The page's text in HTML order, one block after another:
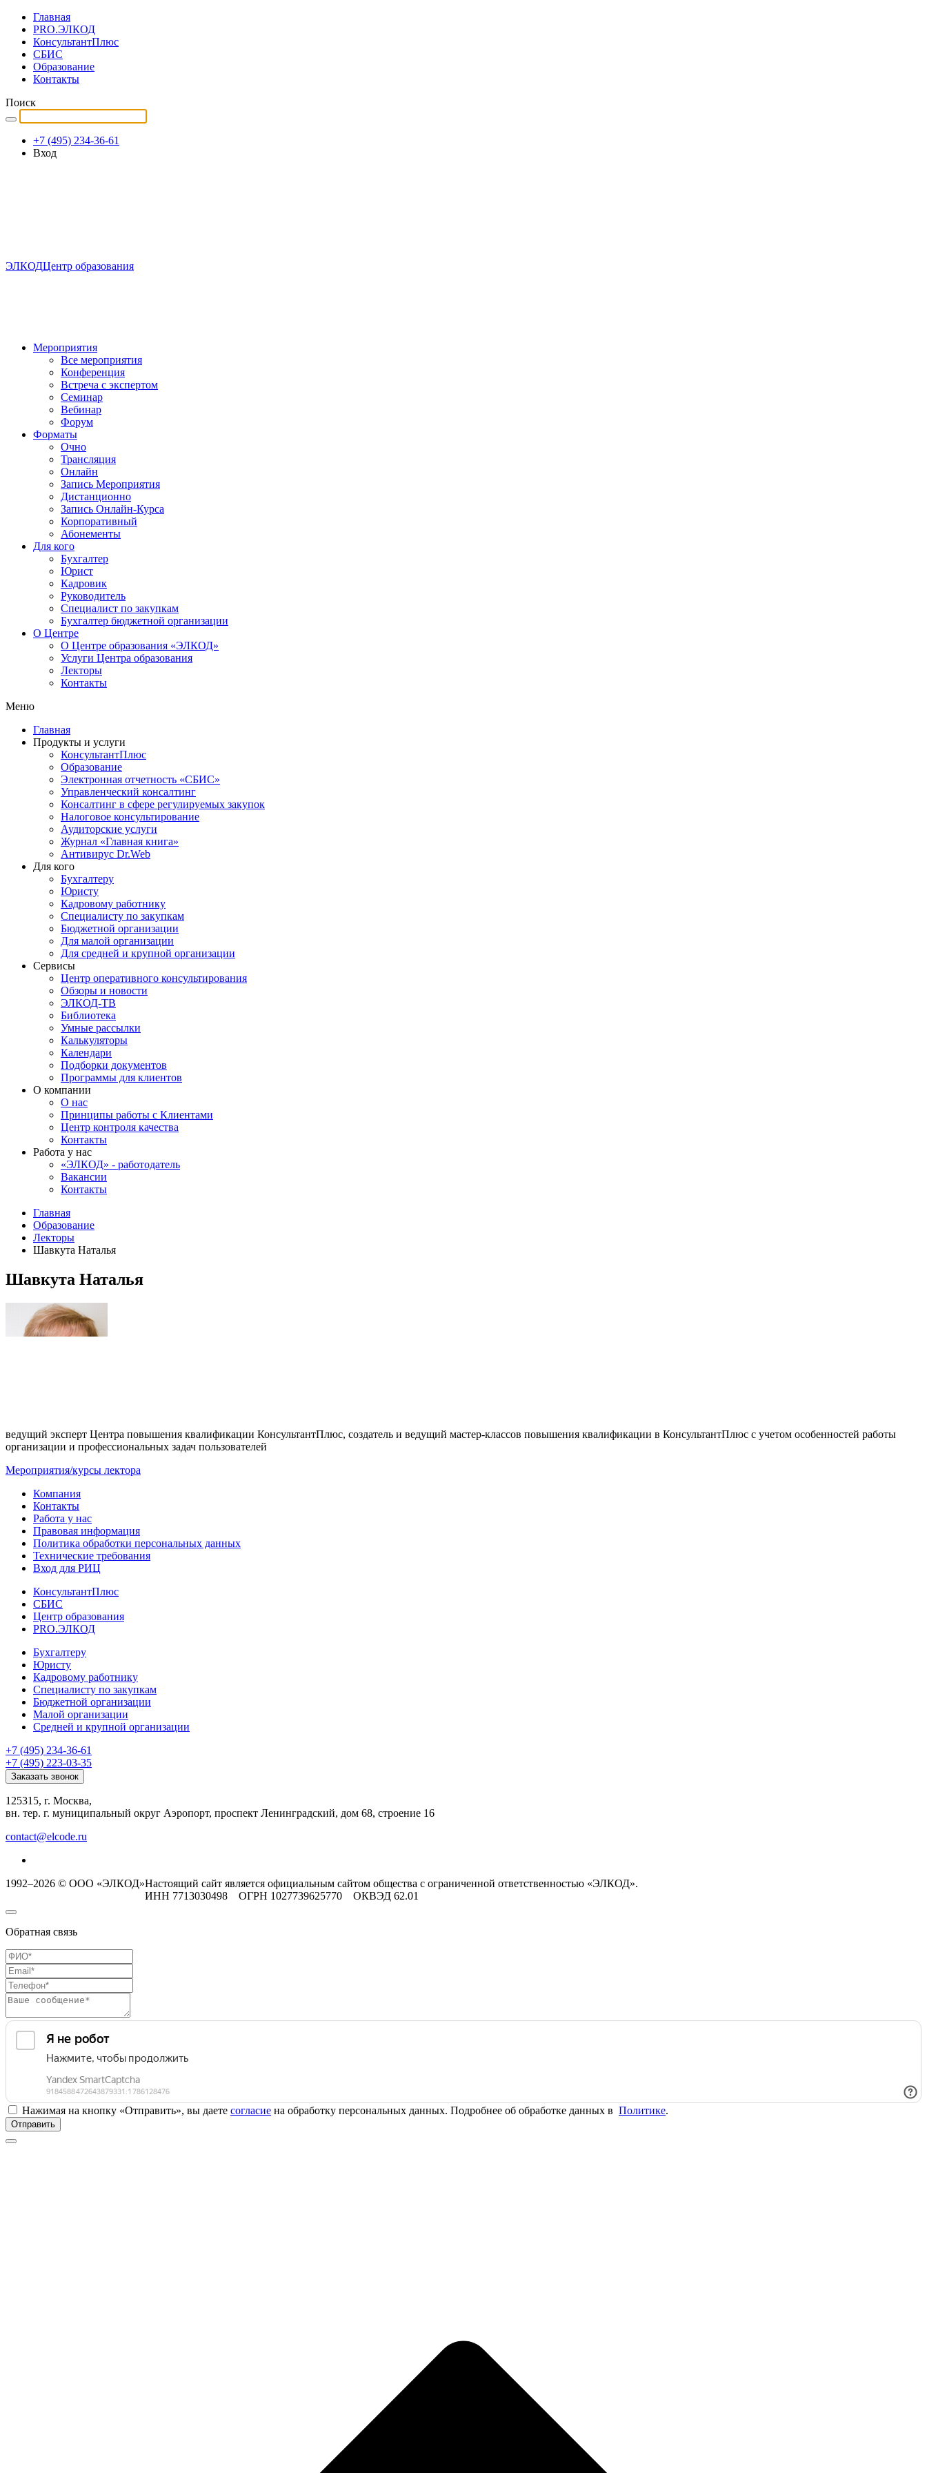
Главная
PRO.ЭЛКОД
КонсультантПлюс
СБИС
Образование
Контакты
Поиск
+7 (495) 234-36-61
Вход
ЭЛКОДЦентр образования
Мероприятия
Все мероприятия
Конференция
Встреча с экспертом
Семинар
Вебинар
Форум
Форматы
Очно
Трансляция
Онлайн
Запись Мероприятия
Дистанционно
Запись Онлайн-Курса
Корпоративный
Абонементы
Для кого
Бухгалтер
Юрист
Кадровик
Руководитель
Специалист по закупкам
Бухгалтер бюджетной организации
О Центре
О Центре образования «ЭЛКОД»
Услуги Центра образования
Лекторы
Контакты
Меню
Главная
Продукты и услуги
КонсультантПлюс
Образование
Электронная отчетность «СБИС»
Управленческий консалтинг
Консалтинг в сфере регулируемых закупок
Налоговое консультирование
Аудиторские услуги
Журнал «Главная книга»
Антивирус Dr.Web
Для кого
Бухгалтеру
Юристу
Кадровому работнику
Специалисту по закупкам
Бюджетной организации
Для малой организации
Для средней и крупной организации
Сервисы
Центр оперативного консультирования
Обзоры и новости
ЭЛКОД-ТВ
Библиотека
Умные рассылки
Калькуляторы
Календари
Подборки документов
Программы для клиентов
О компании
О нас
Принципы работы с Клиентами
Центр контроля качества
Контакты
Работа у нас
«ЭЛКОД» - работодатель
Вакансии
Контакты
Главная
Образование
Лекторы
Шавкута Наталья
Шавкута Наталья
ведущий эксперт Центра повышения квалификации КонсультантПлюс, создатель и ведущий мастер-классов повышения квалификации в КонсультантПлюс с учетом особенностей работы
организации и профессиональных задач пользователей
Мероприятия/курсы лектора
Компания
Контакты
Работа у нас
Правовая информация
Политика обработки персональных данных
Технические требования
Вход для РИЦ
КонсультантПлюс
СБИС
Центр образования
PRO.ЭЛКОД
Бухгалтеру
Юристу
Кадровому работнику
Специалисту по закупкам
Бюджетной организации
Малой организации
Средней и крупной организации
+7 (495) 234-36-61
+7 (495) 223-03-35
Заказать звонок
125315, г. Москва,
вн. тер. г. муниципальный округ Аэропорт, проспект Ленинградский, дом 68, строение 16
contact@elcode.ru
1992–2026 © ООО «ЭЛКОД»Настоящий сайт является официальным сайтом общества с ограниченной ответственностью «ЭЛКОД».
ИНН 7713030498 ОГРН 1027739625770 ОКВЭД 62.01
Обратная связь
Нажимая на кнопку «Отправить», вы даете согласие на обработку персональных данных. Подробнее об обработке данных в Политике.
Отправить